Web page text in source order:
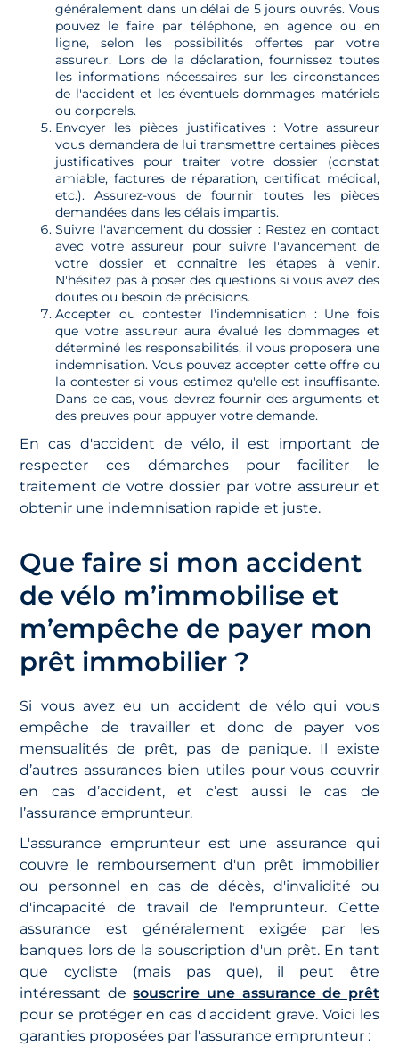
généralement dans un délai de 5 jours ouvrés. Vous
pouvez le faire par téléphone, en agence ou en
ligne, selon les possibilités offertes par votre
assureur. Lors de la déclaration, fournissez toutes
les informations nécessaires sur les circonstances
de l'accident et les éventuels dommages matériels
ou corporels.
Envoyer les pièces justificatives : Votre assureur
vous demandera de lui transmettre certaines pièces
justificatives pour traiter votre dossier (constat
amiable, factures de réparation, certificat médical,
etc.). Assurez-vous de fournir toutes les pièces
demandées dans les délais impartis.
Suivre l'avancement du dossier : Restez en contact
avec votre assureur pour suivre l'avancement de
votre dossier et connaître les étapes à venir.
N'hésitez pas à poser des questions si vous avez des
doutes ou besoin de précisions.
Accepter ou contester l'indemnisation : Une fois
que votre assureur aura évalué les dommages et
déterminé les responsabilités, il vous proposera une
indemnisation. Vous pouvez accepter cette offre ou
la contester si vous estimez qu'elle est insuffisante.
Dans ce cas, vous devrez fournir des arguments et
des preuves pour appuyer votre demande.
En cas d'accident de vélo, il est important de
respecter ces démarches pour faciliter le
traitement de votre dossier par votre assureur et
obtenir une indemnisation rapide et juste.
Que faire si mon accident
de vélo m’immobilise et
m’empêche de payer mon
prêt immobilier ?
Si vous avez eu un accident de vélo qui vous
empêche de travailler et donc de payer vos
mensualités de prêt, pas de panique. Il existe
d’autres assurances bien utiles pour vous couvrir
en cas d’accident, et c’est aussi le cas de
l’assurance emprunteur.
L'assurance emprunteur est une assurance qui
couvre le remboursement d'un prêt immobilier
ou personnel en cas de décès, d'invalidité ou
d'incapacité de travail de l'emprunteur. Cette
assurance est généralement exigée par les
banques lors de la souscription d'un prêt. En tant
que cycliste (mais pas que), il peut être
intéressant desouscrire une assurance de prêt
pour se protéger en cas d'accident grave. Voici les
garanties proposées par l'assurance emprunteur :